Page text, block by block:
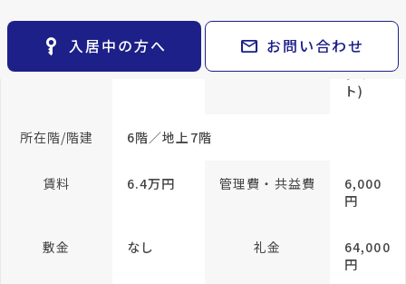
検索条件
閲覧履歴 keyboard_arrow_right
ご購入の流れ・諸費用
key_vertical 入居中の方へ mail お問い合わせ
方位 西向き 構造
RC(鉄
筋コン
クリー
ト)
所在階/階建 6階／地上7階
賃料 6.4万円 管理費・共益費
6,000
円
敷金 なし 礼金
64,000
円